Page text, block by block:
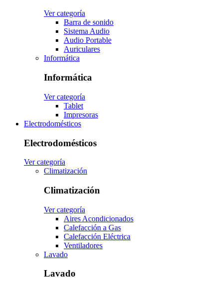
Ver categoría
Barra de sonido
Sistema Audio
Audio Portable
Auriculares
Informática
Informática
Ver categoría
Tablet
Impresoras
Electrodomésticos
Electrodomésticos
Ver categoría
Climatización
Climatización
Ver categoría
Aires Acondicionados
Calefacción a Gas
Calefacción Eléctrica
Ventiladores
Lavado
Lavado